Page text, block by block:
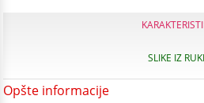
SLIKE IZ
Opšte informacije